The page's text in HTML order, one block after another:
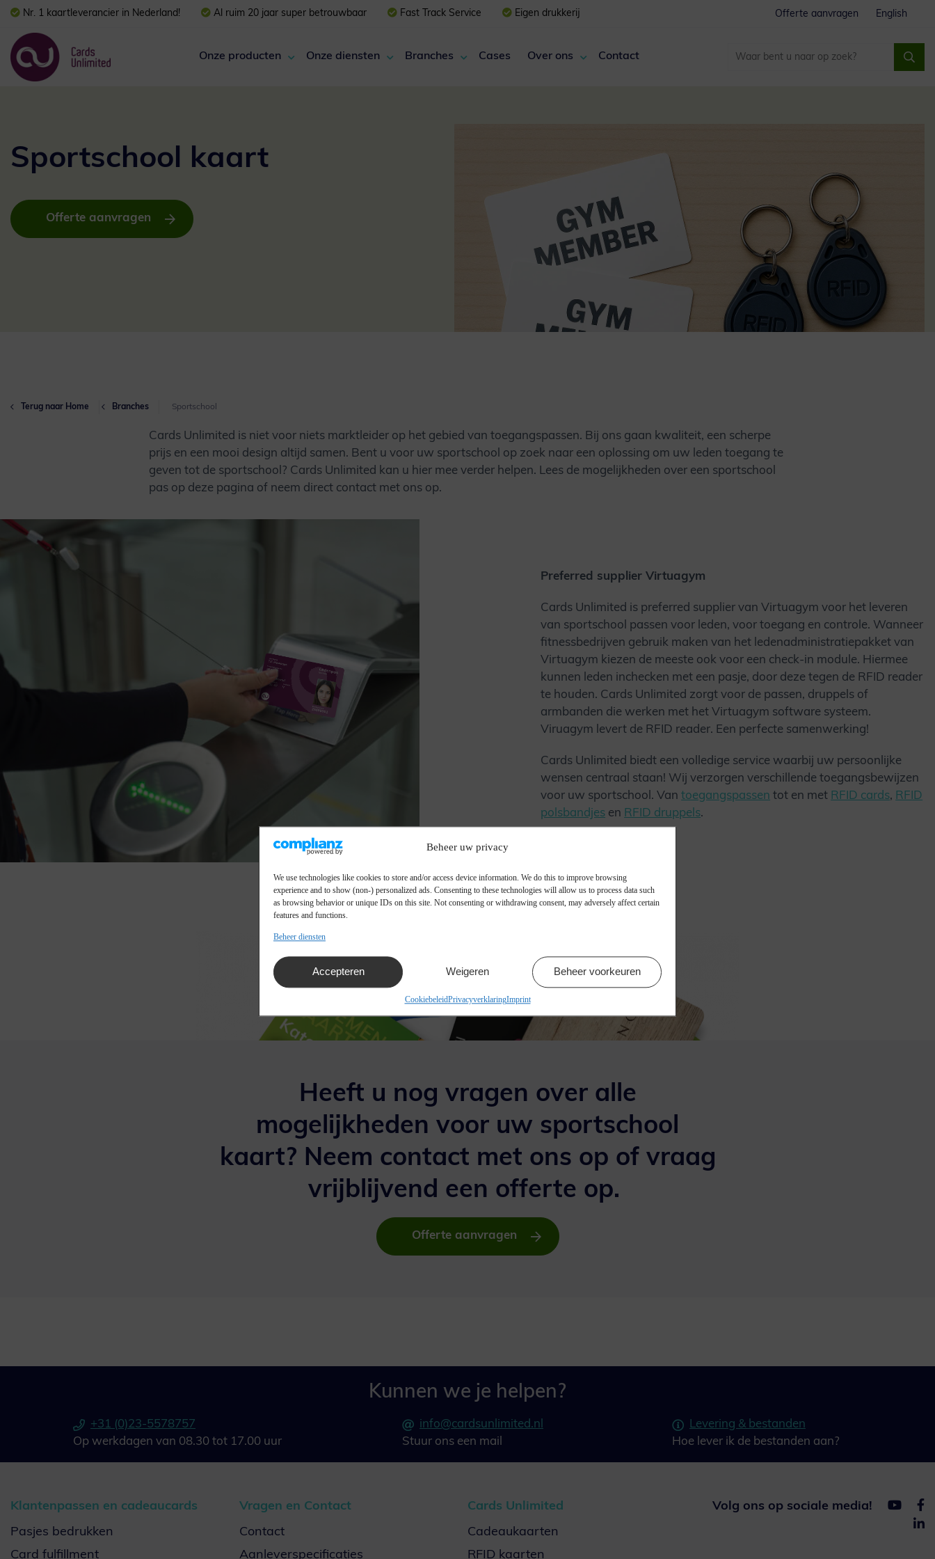
Beheer uw privacy
We use technologies like cookies to store and/or access device information. We do this to improve browsing
experience and to show (non-) personalized ads. Consenting to these technologies will allow us to process data such
as browsing behavior or unique IDs on this site. Not consenting or withdrawing consent, may adversely affect certain
features and functions.
Beheer diensten
Accepteren Weigeren Beheer voorkeuren
CookiebeleidPrivacyverklaringImprint
Nr. 1 kaartleverancier in Nederland! Al ruim 20 jaar super betrouwbaar Fast Track Service Eigen drukkerij Offerte aanvragen English
Onze producten Onze diensten Branches Cases Over ons Contact
Sportschool kaart
Offerte aanvragen
Terug naar Home Branches Sportschool
Cards Unlimited is niet voor niets marktleider op het gebied van toegangspassen. Bij ons gaan kwaliteit, een scherpe
prijs en een mooi design altijd samen. Bent u voor uw sportschool op zoek naar een oplossing om uw leden toegang te
geven tot de sportschool? Cards Unlimited kan u hier mee verder helpen. Lees de mogelijkheden over een sportschool
pas op deze pagina of neem direct contact met ons op.
Preferred supplier Virtuagym
Cards Unlimited is preferred supplier van Virtuagym voor het leveren
van sportschool passen voor leden, voor toegang en controle. Wanneer
fitnessbedrijven gebruik maken van het ledenadministratiepakket van
Virtuagym kiezen de meeste ook voor een check-in module. Hiermee
kunnen leden inchecken met een pasje, door deze tegen de RFID reader
te houden. Cards Unlimited zorgt voor de passen, druppels of
armbanden die werken met het Virtuagym software systeem.
Viruagym levert de RFID reader. Een perfecte samenwerking!
Cards Unlimited biedt een volledige service waarbij uw persoonlijke
wensen centraal staan! Wij verzorgen verschillende toegangsbewijzen
voor uw sportschool. Vantoegangspassen tot en met RFID cards, RFID
polsbandjes en RFID druppels.
Heeft u nog vragen over alle
mogelijkheden voor uw sportschool
kaart? Neem contact met ons op of vraag
vrijblijvend een offerte op.
Offerte aanvragen
Kunnen we je helpen?
+31 (0)23-5578757
Op werkdagen van 08.30 tot 17.00 uur
info@cardsunlimited.nl
Stuur ons een mail
Levering & bestanden
Hoe lever ik de bestanden aan?
Klantenpassen en cadeaucards
Pasjes bedrukken
Card fulfillment
Vragen en Contact
Contact
Aanleverspecificaties
Cards Unlimited
Cadeaukaarten
RFID kaarten
Volg ons op sociale media!